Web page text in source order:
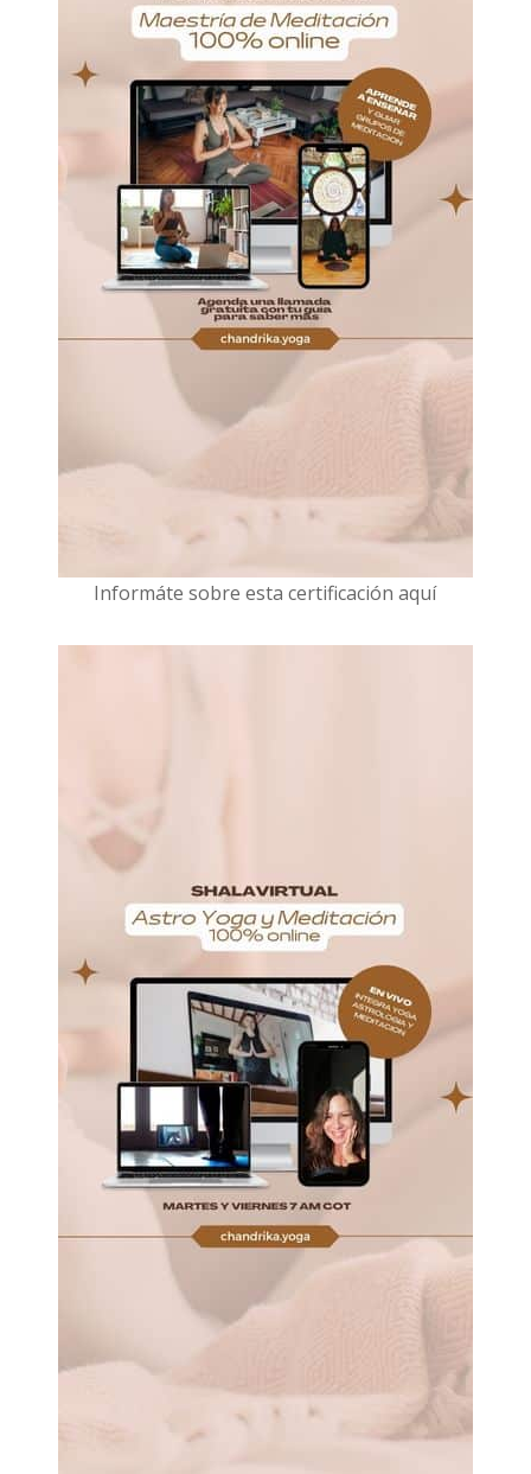
Informáte sobre esta certificación aquí